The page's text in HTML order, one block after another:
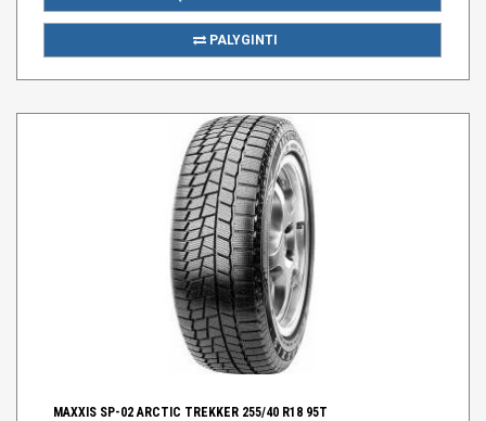
PALYGINTI
MAXXIS SP-02 ARCTIC TREKKER 255/40 R18 95T